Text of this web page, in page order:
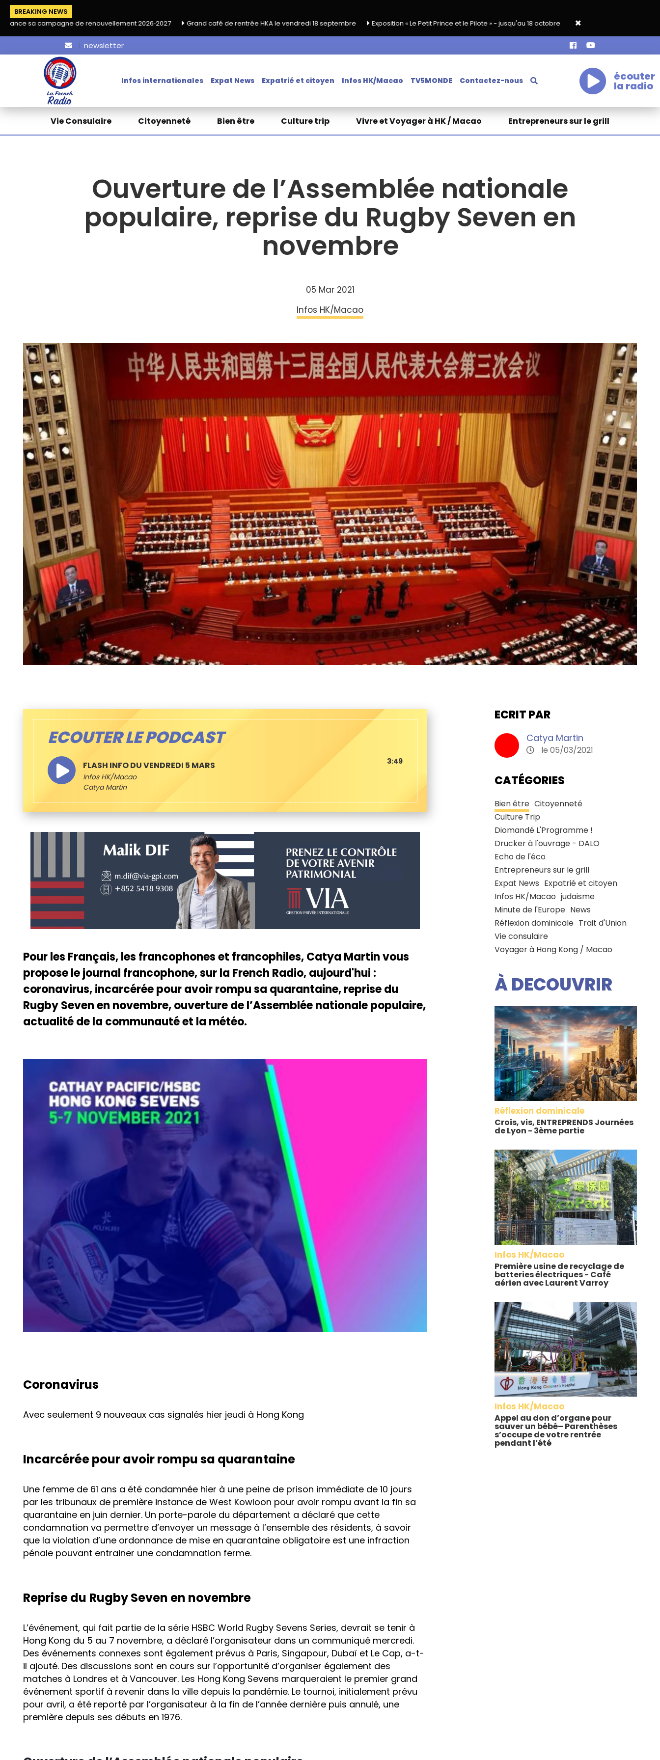
BREAKING NEWS
de renouvellement 2026‑2027
Grand café de rentrée HKA le vendredi 18 septembre Exposition « Le Petit Prince et le Pilote » - jusqu'au 18 octobre Appel à bénévoles pour HKAccueil
newsletter
Infos internationales Expat News Expatrié et citoyen Infos HK/Macao TV5MONDE Contactez-nous écouter
la radio
Vie Consulaire Citoyenneté Bien être Culture trip Vivre et Voyager à HK / Macao Entrepreneurs sur le grill
Ouverture de l’Assemblée nationale
populaire, reprise du Rugby Seven en
novembre
05 Mar 2021
Infos HK/Macao
ECOUTER LE PODCAST
FLASH INFO DU VENDREDI 5 MARS
Infos HK/Macao
Catya Martin
3:49
Pour les Français, les francophones et francophiles, Catya Martin vous
propose le journal francophone, sur la French Radio, aujourd'hui :
coronavirus, incarcérée pour avoir rompu sa quarantaine, reprise du
Rugby Seven en novembre, ouverture de l’Assemblée nationale populaire,
actualité de la communauté et la météo.
Coronavirus
Avec seulement 9 nouveaux cas signalés hier jeudi à Hong Kong
Incarcérée pour avoir rompu sa quarantaine
Une femme de 61 ans a été condamnée hier à une peine de prison immédiate de 10 jours
par les tribunaux de première instance de West Kowloon pour avoir rompu avant la fin sa
quarantaine en juin dernier. Un porte-parole du département a déclaré que cette
condamnation va permettre d’envoyer un message à l’ensemble des résidents, à savoir
que la violation d’une ordonnance de mise en quarantaine obligatoire est une infraction
pénale pouvant entrainer une condamnation ferme.
Reprise du Rugby Seven en novembre
L’événement, qui fait partie de la série HSBC World Rugby Sevens Series, devrait se tenir à
Hong Kong du 5 au 7 novembre, a déclaré l’organisateur dans un communiqué mercredi.
Des événements connexes sont également prévus à Paris, Singapour, Dubaï et Le Cap, a-t-
il ajouté. Des discussions sont en cours sur l’opportunité d’organiser également des
matches à Londres et à Vancouver. Les Hong Kong Sevens marqueraient le premier grand
événement sportif à revenir dans la ville depuis la pandémie. Le tournoi, initialement prévu
pour avril, a été reporté par l’organisateur à la fin de l’année dernière puis annulé, une
première depuis ses débuts en 1976.
ECRIT PAR
Catya Martin
le 05/03/2021
CATÉGORIES
Bien être Citoyenneté
Culture Trip
Diomandé L'Programme !
Drucker à l'ouvrage - DALO
Echo de l'éco
Entrepreneurs sur le grill
Expat News Expatrié et citoyen
Infos HK/Macao judaisme
Minute de l'Europe News
Réflexion dominicale Trait d'Union
Vie consulaire
Voyager à Hong Kong / Macao
À DECOUVRIR
Réflexion dominicale
Crois, vis, ENTREPRENDS Journées
de Lyon - 3ème partie
Infos HK/Macao
Première usine de recyclage de
batteries électriques - Café
aérien avec Laurent Varroy
Infos HK/Macao
Appel au don d’organe pour
sauver un bébé– Parenthèses
s’occupe de votre rentrée
pendant l’été